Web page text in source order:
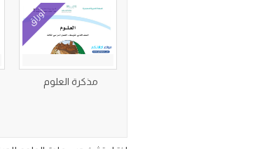
أوراق
مذكرة العلوم